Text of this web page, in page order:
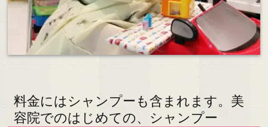
料金にはシャンプーも含まれます。美
容院でのはじめての、シャンプー